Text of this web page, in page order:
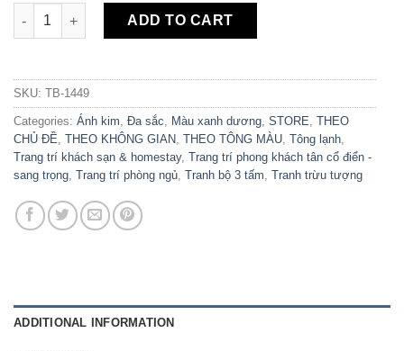
Bộ 3 Tranh Canvas Hoa Văn Trừu Tượng Sang Trọng TB-1449
ADD TO CART
SKU: TB-1449
Categories: Ánh kim, Đa sắc, Màu xanh dương, STORE, THEO
CHỦ ĐỀ, THEO KHÔNG GIAN, THEO TÔNG MÀU, Tông lạnh,
Trang trí khách sạn & homestay, Trang trí phong khách tân cổ điển -
sang trọng, Trang trí phòng ngủ, Tranh bộ 3 tấm, Tranh trừu tượng
ADDITIONAL INFORMATION